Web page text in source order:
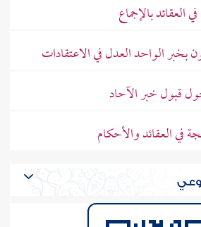
بالإجماع
بخبر الواحد العدل في الاعتقادات
قبول خبر الآحاد
العقائد والأحكام